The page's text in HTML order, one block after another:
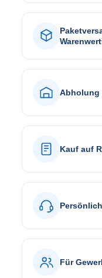
Abholung
Kauf auf
Für